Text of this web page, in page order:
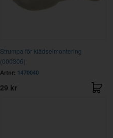
Strumpa för klädselmontering
(000306)
Artnr: 1470040
29 kr